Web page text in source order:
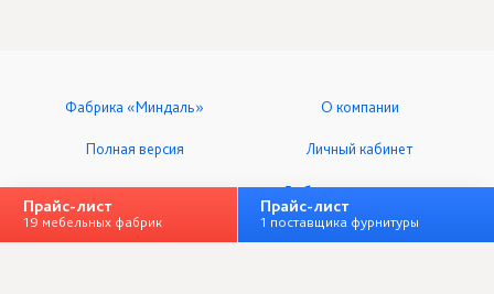
Фабрика «Миндаль» О компании
Полная версия Личный кабинет
+ Добавить организацию
Прайс-лист
19 мебельных фабрик
Прайс-лист
1 поставщика фурнитуры